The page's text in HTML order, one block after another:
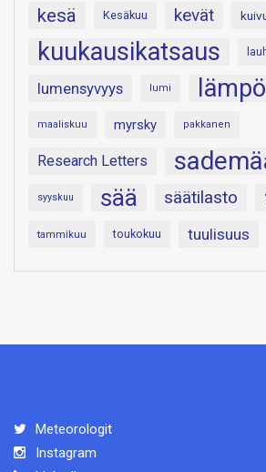
kesä Kesäkuu kevät
kuukausikatsaus
lumensyvyys lumi
maaliskuu myrsky pakkanen
Research Letters
syyskuu sää säätilasto
tammikuu toukokuu tuulisuus
Meteorologit
Instagram